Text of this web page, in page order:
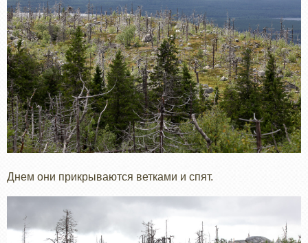
Днем они прикрываются ветками и спят.